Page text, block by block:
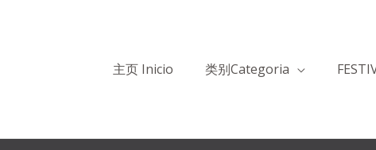
主页 Inicio 类别Categoria